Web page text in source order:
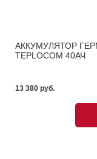
АККУМУЛЯТОР
TEPLOCOM 40АЧ
13 380 pуб.